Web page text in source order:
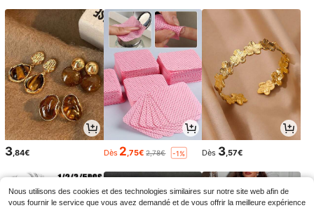
3 ,84€ Dès 2 ,75€ 2,78€ -1% Dès 3,57€
Nous utilisons des cookies et des technologies similaires sur notre site web afin de
vous fournir le service que vous avez demandé et de vous offrir la meilleure expérience